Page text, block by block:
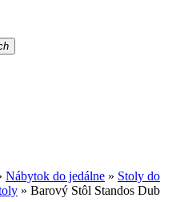
Nábytok do jedálne » Stoly do
» Barový Stôl Standos Dub